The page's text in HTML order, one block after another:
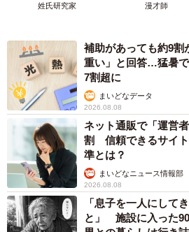
姓氏研究家 漫才師
補助があっても約9割
重い」と回答…猛暑
7割超に
まいどなデータ
2026.08.08
ネット通販で「運営
割 信頼できるサイ
準とは？
まいどなニュース情報部
2026.08.08
「息子を一人にして
と」 施設に入った